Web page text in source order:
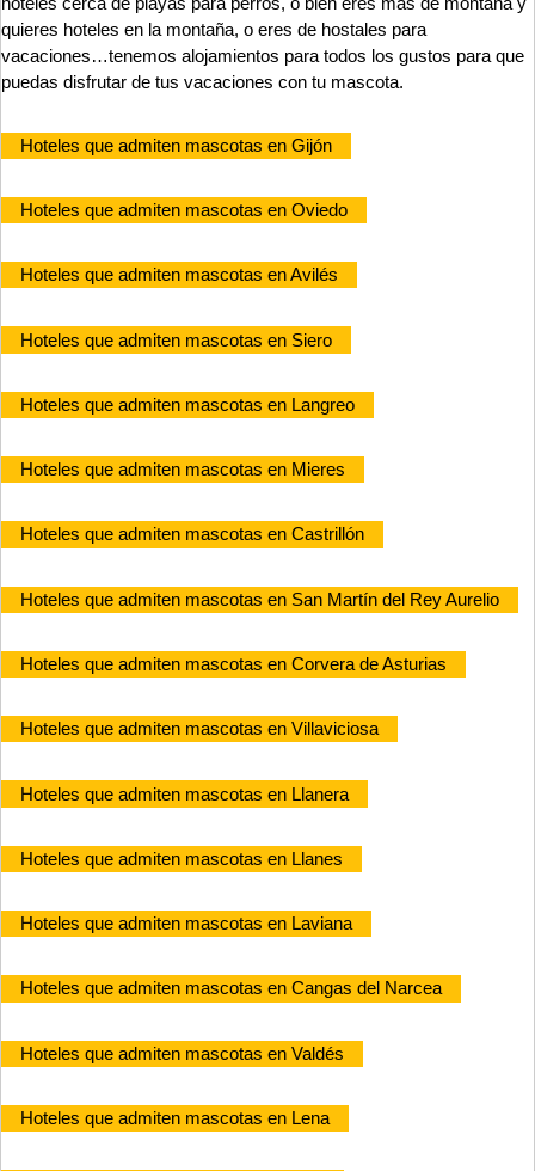
quieres hoteles en la montaña, o eres de hostales para
vacaciones…tenemos alojamientos para todos los gustos para que
puedas disfrutar de tus vacaciones con tu mascota.
Hoteles que admiten mascotas en Gijón
Hoteles que admiten mascotas en Oviedo
Hoteles que admiten mascotas en Avilés
Hoteles que admiten mascotas en Siero
Hoteles que admiten mascotas en Langreo
Hoteles que admiten mascotas en Mieres
Hoteles que admiten mascotas en Castrillón
Hoteles que admiten mascotas en San Martín del Rey Aurelio
Hoteles que admiten mascotas en Corvera de Asturias
Hoteles que admiten mascotas en Villaviciosa
Hoteles que admiten mascotas en Llanera
Hoteles que admiten mascotas en Llanes
Hoteles que admiten mascotas en Laviana
Hoteles que admiten mascotas en Cangas del Narcea
Hoteles que admiten mascotas en Valdés
Hoteles que admiten mascotas en Lena